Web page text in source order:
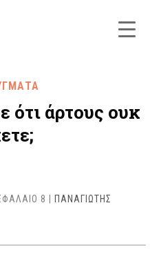
ότι άρτους ουκ
8
ΠΑΝΑΓΙΩΤΗΣ